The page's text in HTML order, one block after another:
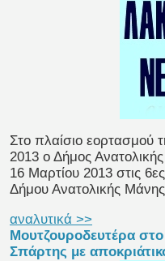
Στο πλαίσιο εορτασμού
2013 ο Δήμος
16 Μαρτίου 2013 στις
Δήμου Ανατολικής
αναλυτικά >>
Μουτζουροδευτέρα
Σπάρτης με